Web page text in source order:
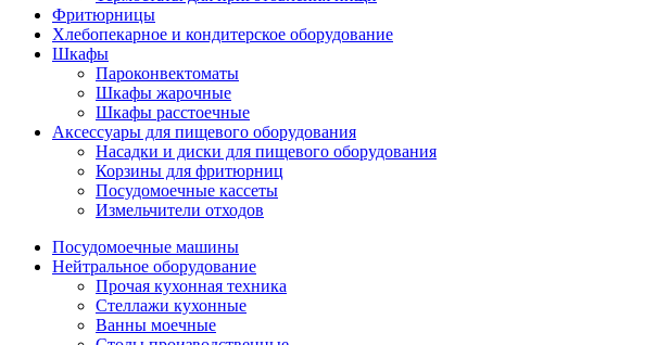
Фритюрницы
Хлебопекарное и кондитерское оборудование
Шкафы
Пароконвектоматы
Шкафы жарочные
Шкафы расстоечные
Аксессуары для пищевого оборудования
Насадки и диски для пищевого оборудования
Корзины для фритюрниц
Посудомоечные кассеты
Измельчители отходов
Посудомоечные машины
Нейтральное оборудование
Прочая кухонная техника
Стеллажи кухонные
Ванны моечные